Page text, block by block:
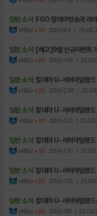
일판 소식 FGO 칼데아방송국 라
v세토v +30 조회수:64 |
일판 소식 [예고]9월 신규이벤트
v세토v +30 조회수:146 |
일판 소식 칼데아 U-서머아일랜
v세토v +30 조회수:236 |
일판 소식 칼데아 U-서머아일랜
v세토v +30 조회수:321 |
일판 소식 칼데아 U-서머아일랜
v세토v +30 조회수:170 |
일판 소식 칼데아 U-서머아일랜
v세토v +30 조회수:135 |
일판 소식 칼데아 U-서머아일랜
v세토v +30 조회수:181 |